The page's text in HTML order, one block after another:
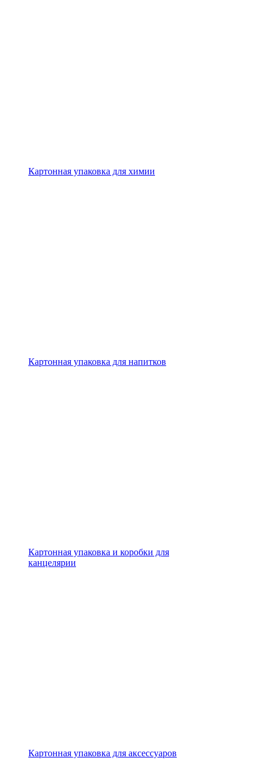
Картонная упаковка для химии
Картонная упаковка для напитков
Картонная упаковка и коробки для
канцелярии
Картонная упаковка для аксессуаров